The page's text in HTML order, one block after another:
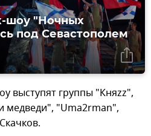
шоу "Ночных
под Севастополем
выступят группы "Княzz",
"Uma2rman",